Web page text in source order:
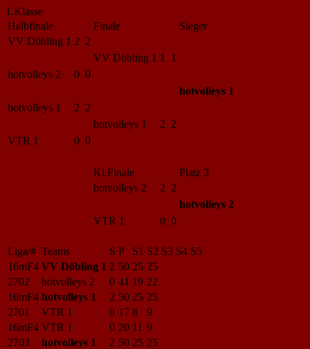
1.Klasse
Halbfinale
Finale
Sieger
VV Döbling 1 2 2
VV Döbling 1 1 1
hotvolleys 2
0 0
hotvolleys 1
hotvolleys 1
2 2
hotvolleys 1
2 2
VTR 1
0 0
Kl.Finale
Platz 3
hotvolleys 2
2 2
hotvolleys 2
VTR 1
0 0
Liga/# Teams S P S1 S2 S3 S4 S5
16mF4 VV Döbling 1 2 50 25 25
2702
hotvolleys 2 0 41 19 22
16mF4 hotvolleys 1 2 50 25 25
2701
VTR 1 0 17 8
9
16mF4 VTR 1 0 20 11 9
2703
hotvolleys 1 2 50 25 25